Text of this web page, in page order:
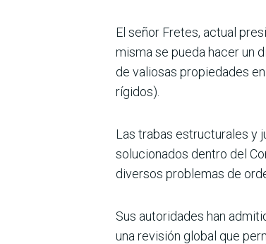
El señor Fretes, actual
misma se pueda hacer un
de valiosas propiedades
rígidos).
Las trabas estructurales y
solucionados dentro del
diversos problemas de
Sus autoridades han
una revisión global que